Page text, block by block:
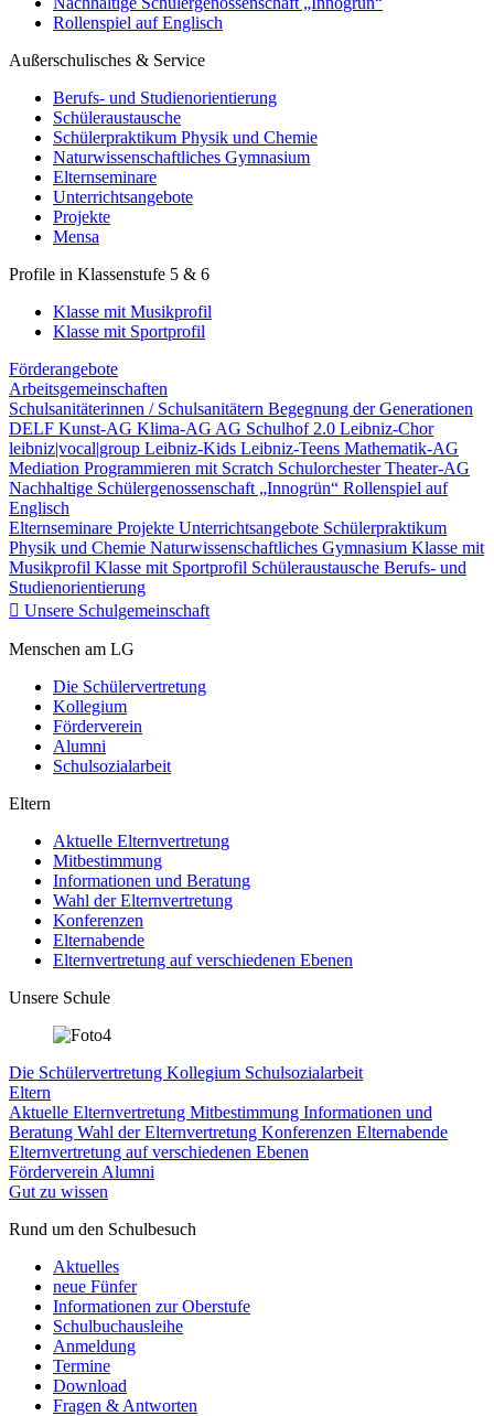
Rollenspiel auf Englisch
Außerschulisches & Service
Berufs- und Studienorientierung
Schüleraustausche
Schülerpraktikum Physik und Chemie
Naturwissenschaftliches Gymnasium
Elternseminare
Unterrichtsangebote
Projekte
Mensa
Profile in Klassenstufe 5 & 6
Klasse mit Musikprofil
Klasse mit Sportprofil
Förderangebote
Arbeitsgemeinschaften
Schulsanitäterinnen / Schulsanitätern Begegnung der Generationen
DELF Kunst-AG Klima-AG AG Schulhof 2.0 Leibniz-Chor
leibniz|vocal|group Leibniz-Kids Leibniz-Teens Mathematik-AG
Mediation Programmieren mit Scratch SchulorchesterTheater-AG
Nachhaltige Schülergenossenschaft „Innogrün“ Rollenspiel auf
Englisch
Elternseminare Projekte Unterrichtsangebote Schülerpraktikum
Physik und Chemie Naturwissenschaftliches Gymnasium Klasse mit
Musikprofil Klasse mit Sportprofil Schüleraustausche Berufs- und
Studienorientierung
Unsere Schulgemeinschaft
Menschen am LG
Die Schülervertretung
Kollegium
Förderverein
Alumni
Schulsozialarbeit
Eltern
Aktuelle Elternvertretung
Mitbestimmung
Informationen und Beratung
Wahl der Elternvertretung
Konferenzen
Elternabende
Elternvertretung auf verschiedenen Ebenen
Unsere Schule
Die Schülervertretung Kollegium Schulsozialarbeit
Eltern
Aktuelle Elternvertretung Mitbestimmung Informationen und
Beratung Wahl der Elternvertretung Konferenzen Elternabende
Elternvertretung auf verschiedenen Ebenen
Förderverein Alumni
Gut zu wissen
Rund um den Schulbesuch
Aktuelles
neue Fünfer
Informationen zur Oberstufe
Schulbuchausleihe
Anmeldung
Termine
Download
Fragen & Antworten